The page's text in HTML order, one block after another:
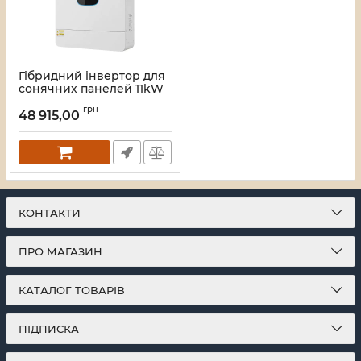
Гібридний інвертор для
сонячних панелей 11kW
2MPPT, off-grid
Артикул:42-00257
48 915,00 грн
КОНТАКТИ
ПРО МАГАЗИН
КАТАЛОГ ТОВАРІВ
ПІДПИСКА